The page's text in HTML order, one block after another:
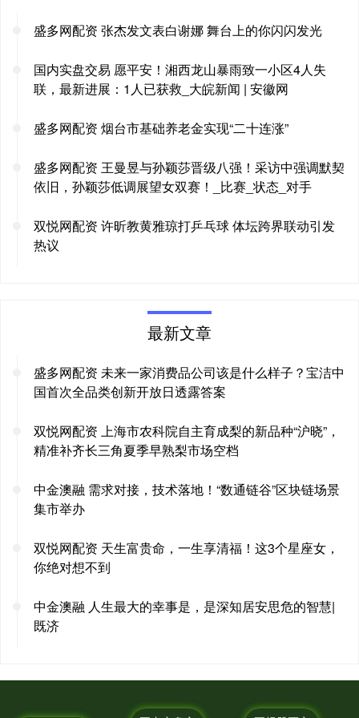
盛多网配资 张杰发文表白谢娜 舞台上的你闪闪发光
国内实盘交易 愿平安！湘西龙山暴雨致一小区4人失
联，最新进展：1人已获救_大皖新闻 | 安徽网
盛多网配资 烟台市基础养老金实现“二十连涨”
盛多网配资 王曼昱与孙颖莎晋级八强！采访中强调默契
依旧，孙颖莎低调展望女双赛！_比赛_状态_对手
双悦网配资 许昕教黄雅琼打乒乓球 体坛跨界联动引发
热议
最新文章
盛多网配资 未来一家消费品公司该是什么样子？宝洁中
国首次全品类创新开放日透露答案
双悦网配资 上海市农科院自主育成梨的新品种“沪晓”，
精准补齐长三角夏季早熟梨市场空档
中金澳融 需求对接，技术落地！“数通链谷”区块链场景
集市举办
双悦网配资 天生富贵命，一生享清福！这3个星座女，
你绝对想不到
中金澳融 人生最大的幸事是，是深知居安思危的智慧|
既济